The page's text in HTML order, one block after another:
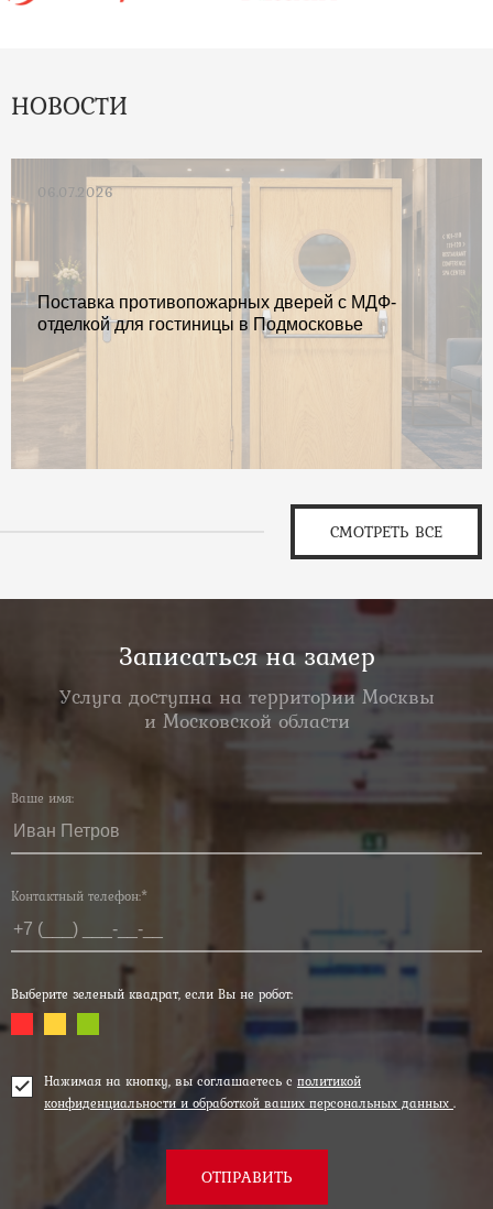
НОВОСТИ
06.07.2026
Поставка противопожарных дверей с МДФ-
отделкой для гостиницы в Подмосковье
СМОТРЕТЬ ВСЕ
Записаться на замер
Услуга доступна на территории Москвы
и Московской области
Ваше имя:
Контактный телефон:*
Выберите зеленый квадрат, если Вы не робот:
Нажимая на кнопку, вы соглашаетесь с политикой
конфиденциальности и обработкой ваших персональных данных .
ОТПРАВИТЬ